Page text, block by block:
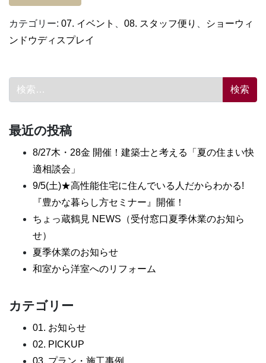
カテゴリー: 07. イベント 08. スタッフ便り
ショーウィ
ンドウディスプレイ
検索:
最近の投稿
8/27木・28金 開催！建築士と考える「夏の住まい快
適相談会」
9/5(土)★高性能住宅に住んでいる人だからわかる!
『豊かな暮らし方セミナー』開催！
ちょっ蔵鶴見 NEWS（受付窓口夏季休業のお知ら
せ）
夏季休業のお知らせ
和室から洋室へのリフォーム
カテゴリー
01. お知らせ
02. PICKUP